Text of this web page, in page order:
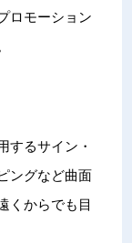
ロモーション
するサイン・
ングなど曲面
くからでも目